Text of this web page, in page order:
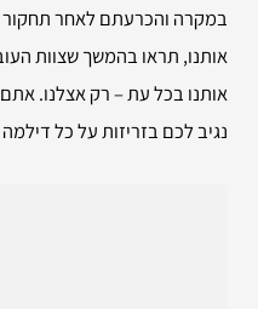
במקרה והכרעתם לאחר תחקור
אותנו, תראו בהמשך שצוות
אותנו בכל עת – רק אצלנו.
נגיב לכם בזריזות על כל